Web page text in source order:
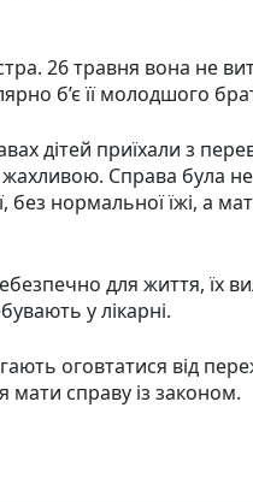
26 травня вона не
б’є її молодшого
дітей приїхали з
Справа була
без нормальної їжі, а
для життя, їх
у лікарні.
оговтатися від
мати справу із законом.